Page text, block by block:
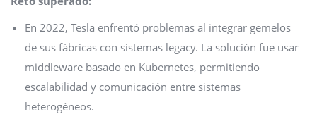
En 2022, Tesla enfrentó problemas al integrar gemelos
de sus fábricas con sistemas legacy. La solución fue usar
middleware basado en Kubernetes, permitiendo
escalabilidad y comunicación entre sistemas
heterogéneos.